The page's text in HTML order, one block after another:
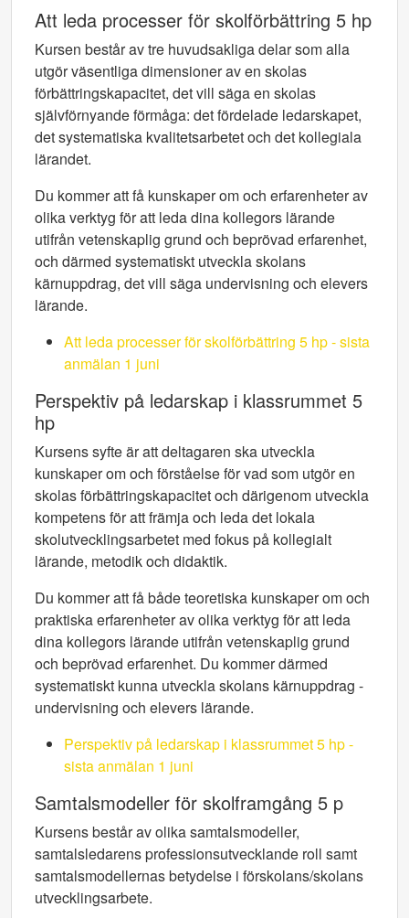
Att leda processer för skolförbättring 5 hp
Kursen består av tre huvudsakliga delar som alla
utgör väsentliga dimensioner av en skolas
förbättringskapacitet, det vill säga en skolas
självförnyande förmåga: det fördelade ledarskapet,
det systematiska kvalitetsarbetet och det kollegiala
lärandet.
Du kommer att få kunskaper om och erfarenheter av
olika verktyg för att leda dina kollegors lärande
utifrån vetenskaplig grund och beprövad erfarenhet,
och därmed systematiskt utveckla skolans
kärnuppdrag, det vill säga undervisning och elevers
lärande.
Att leda processer för skolförbättring 5 hp - sista
anmälan 1 juni
Perspektiv på ledarskap i klassrummet 5
hp
Kursens syfte är att deltagaren ska utveckla
kunskaper om och förståelse för vad som utgör en
skolas förbättringskapacitet och därigenom utveckla
kompetens för att främja och leda det lokala
skolutvecklingsarbetet med fokus på kollegialt
lärande, metodik och didaktik.
Du kommer att få både teoretiska kunskaper om och
praktiska erfarenheter av olika verktyg för att leda
dina kollegors lärande utifrån vetenskaplig grund
och beprövad erfarenhet. Du kommer därmed
systematiskt kunna utveckla skolans kärnuppdrag -
undervisning och elevers lärande.
Perspektiv på ledarskap i klassrummet 5 hp -
sista anmälan 1 juni
Samtalsmodeller för skolframgång 5 p
Kursens består av olika samtalsmodeller,
samtalsledarens professionsutvecklande roll samt
samtalsmodellernas betydelse i förskolans/skolans
utvecklingsarbete.